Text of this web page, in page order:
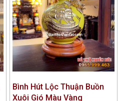
Bình Hút Lộc Thuận Buồn
Xuôi Gió Màu Vàng